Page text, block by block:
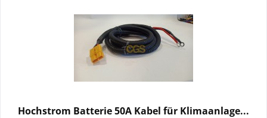
Hochstrom Batterie 50A Kabel für Klimaanlage...